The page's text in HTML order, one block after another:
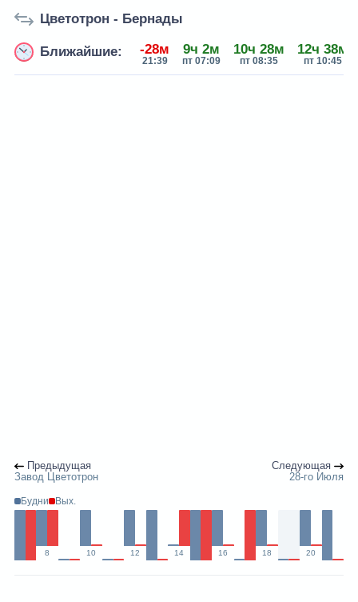
Цветотрон - Бернады
Ближайшие: -28м
21:39
9ч 2м
пт 07:09
10ч 28м
пт 08:35
12ч 38м
пт 10:45
Предыдущая
Завод Цветотрон
Следующая
28-го Июля
Будни Вых.
8 10 12 14 16 18 20